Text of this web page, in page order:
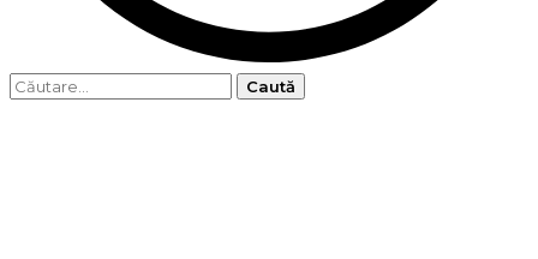
Caută